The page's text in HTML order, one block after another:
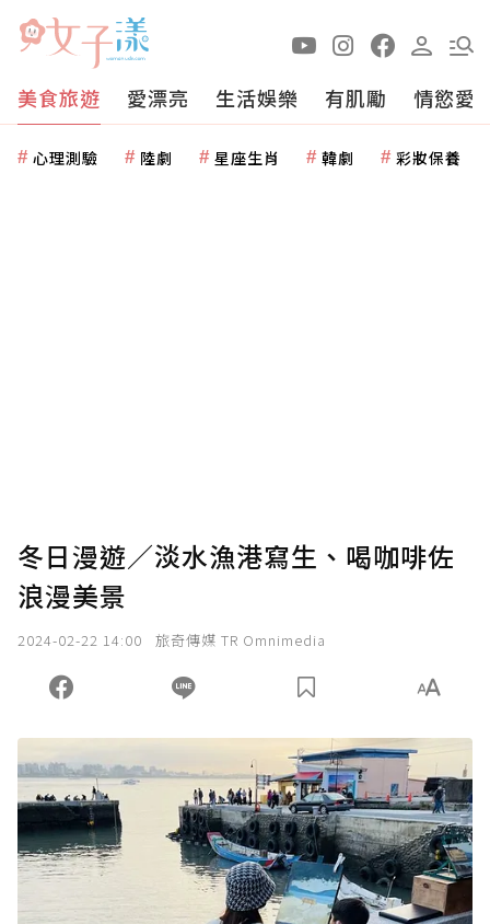
美食旅遊 愛漂亮 生活娛樂 有肌勵 情慾愛
心理測驗 陸劇 星座生肖 韓劇 彩妝保養
冬日漫遊／淡水漁港寫生、喝咖啡佐
浪漫美景
2024-02-22 14:00 旅奇傳媒 TR Omnimedia